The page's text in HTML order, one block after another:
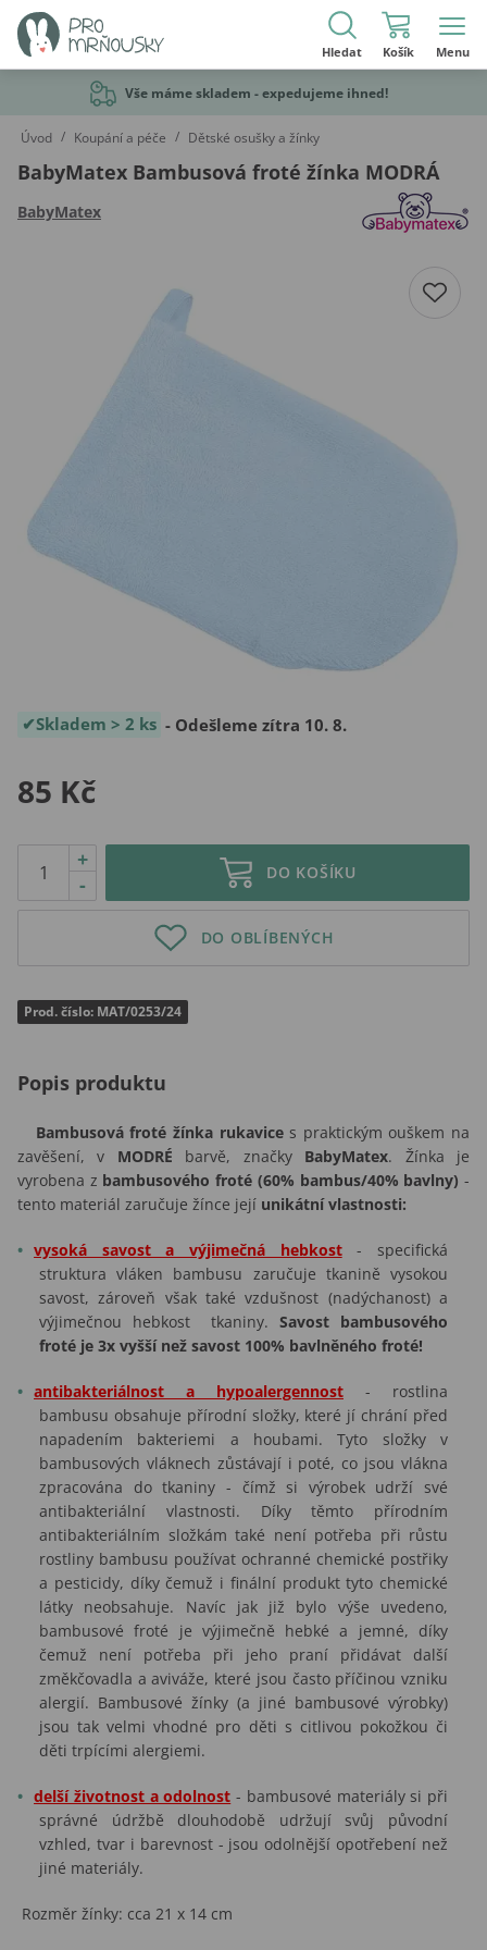
Hledat Košík Menu
Vše máme skladem - expedujeme ihned!
Úvod / Koupání a péče / Dětské osušky a žínky
BabyMatex Bambusová froté žínka MODRÁ
BabyMatex
Skladem > 2 ks - Odešleme zítra 10. 8.
85 Kč
-
+
DO KOŠÍKU
DO OBLÍBENÝCH
Prod. číslo: MAT/0253/24
Popis produktu
Bambusová froté žínka rukavice s praktickým ouškem na
zavěšení,
v MODRÉ barvě, značky BabyMatex. Žínka je
vyrobena z bambusového froté (60% bambus/40% bavlny)-
tento materiál zaručuje žínce její unikátní vlastnosti:
vysoká savost a výjimečná hebkost- specifická
struktura vláken bambusu zaručuje tkanině vysokou
savost, zároveň však také vzdušnost (nadýchanost) a
výjimečnou hebkost tkaniny.Savost bambusového
froté je 3x vyšší než savost 100% bavlněného froté!
antibakteriálnost a hypoalergennost - rostlina
bambusu obsahuje přírodní složky, které jí chrání před
napadením bakteriemi a houbami. Tyto složky v
bambusových vláknech zůstávají i poté, co jsou vlákna
zpracována do tkaniny - čímž si výrobek udrží své
antibakteriální vlastnosti. Díky těmto přírodním
antibakteriálním složkám také není potřeba při růstu
rostliny bambusu používat ochranné chemické postřiky
a pesticidy, díky čemuž i finální produkt tyto chemické
látky neobsahuje. Navíc jak již bylo výše uvedeno,
bambusové froté je výjimečně hebké a jemné, díky
čemuž není potřeba při jeho praní přidávat další
změkčovadla a aviváže, které jsou často příčinou vzniku
alergií. Bambusové žínky (a jiné bambusové výrobky)
jsou tak velmi vhodné pro děti s citlivou pokožkou či
děti trpícími alergiemi.
delší životnost a odolnost - bambusové materiály si při
správné údržbě dlouhodobě udržují svůj původní
vzhled, tvar i barevnost - jsou odolnější opotřebení než
jiné materiály.
Rozměr žínky: cca 21 x 14 cm